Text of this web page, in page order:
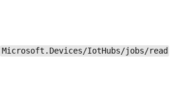
Microsoft.Devices/IotHubs/jobs/read